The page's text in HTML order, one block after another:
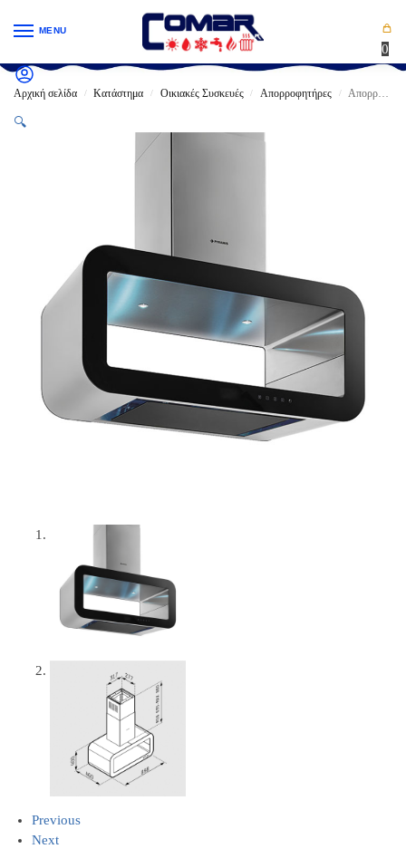
MENU
0
Αρχική σελίδα / Κατάστημα / Οικιακές Συσκευές / Απορροφητήρες / Απορροφητήρας PYRAMIS CORSO Οροφής Ανοξείδωτο & Μαύρο Γυαλί 270w (90cm)
🔍
Previous
Next